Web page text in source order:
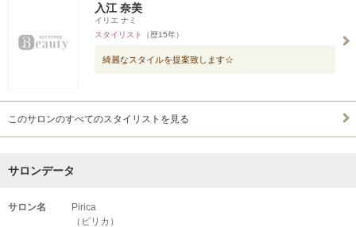
入江 奈美
イリエ ナミ
スタイリスト
（歴15年）
綺麗なスタイルを提案致します☆
このサロンのすべてのスタイリストを見る
サロンデータ
サロン名
Pirica
（ピリカ）